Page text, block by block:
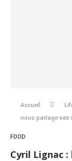
Accueil
nous partage ses
FOOD
Cyril Lignac